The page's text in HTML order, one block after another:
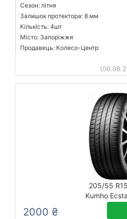
Сезон: літня
Залишок протектора: 8 мм
Кількість: 4шт
Місто: Запоріжжя
Продавець: Колесо-Центр
205/55
Kumho
2000 ₴